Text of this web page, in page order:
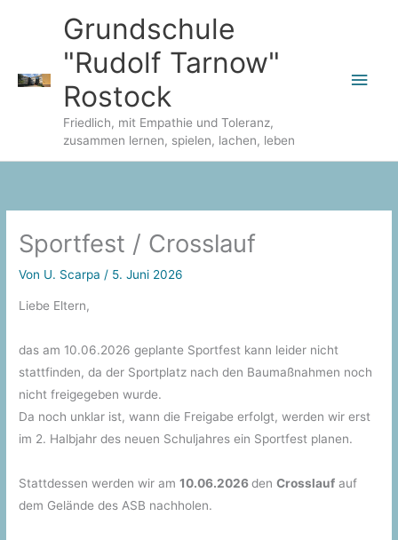
Grundschule
"Rudolf Tarnow"
Rostock
Friedlich, mit Empathie und Toleranz,
zusammen lernen, spielen, lachen, leben
Sportfest / Crosslauf
Von U. Scarpa / 5. Juni 2026
Liebe Eltern,
das am 10.06.2026 geplante Sportfest kann leider nicht
stattfinden, da der Sportplatz nach den Baumaßnahmen noch
nicht freigegeben wurde.
Da noch unklar ist, wann die Freigabe erfolgt, werden wir erst
im 2. Halbjahr des neuen Schuljahres ein Sportfest planen.
Stattdessen werden wir am10.06.2026denCrosslauf auf
dem Gelände des ASB nachholen.